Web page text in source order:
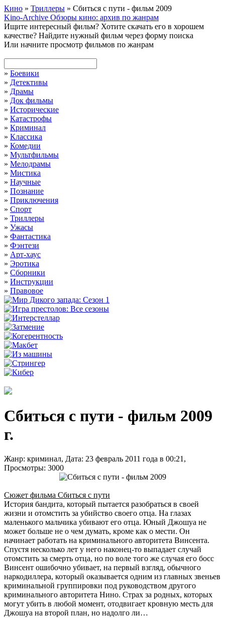
Кино » Триллеры » Сбиться с пути - фильм 2009
Kino-Archive Обзоры кино: архив по жанрам
Ищите интересный фильм? Хотите скачать его в хорошем
качестве? Найдите нужный фильм через форму поиска
Или начните просмотр фильмов по жанрам
» Боевики
» Детективы
» Драмы
» Док фильмы
» Исторические
» Катастрофы
» Криминал
» Классика
» Комедии
» Мультфильмы
» Мелодрамы
» Мистика
» Научные
» Познание
» Приключения
» Спорт
» Триллеры
» Ужасы
» Фантастика
» Фэнтези
» Арт-хаус
» Эротика
» Сборники
» Инструкции
» Правовое
Сбиться с пути - фильм 2009
г.
Жанр: криминал, Дата: 23 февраль 2011 года в 00:21,
Просмотры: 3000
Сюжет фильма Сбиться с пути
История бандита, который пытается разобраться в своей
жизни и отомстить за убийство своего отца. На глазах
маленького мальчика убивают его отца. Юный Джошуа не
может больше не о чем думать, кроме как о мести. Он
начинает работать на криминального авторитета Винсента.
Спустя несколько лет у него наконец-то выпадает случай
отомстить за смерть отца, но по воле того же случая его босс
Винсент ошибочно убивает, на первый взгляд, обычного
наркодиллера, который оказывается одним из главных звеньев
криминальной группировки под руководством другого
криминального авторитета Нино. Страх за родных, которых
могут убить в любой момент, отодвигает кровную месть для
Джошуа на второй план, но надолго ли…